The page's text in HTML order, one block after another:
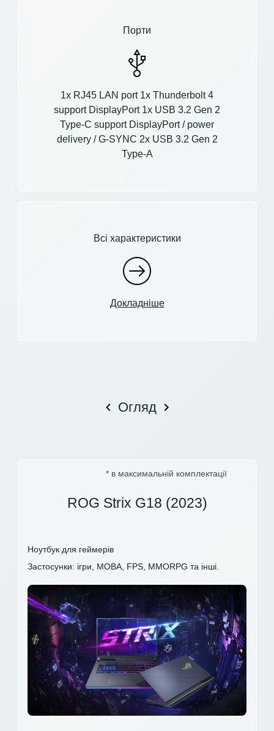
Порти
1x RJ45 LAN port 1x Thunderbolt 4
support DisplayPort 1x USB 3.2 Gen 2
Type-C support DisplayPort / power
delivery / G-SYNC 2x USB 3.2 Gen 2
Type-A
Всі характеристики
Докладніше
Огляд
* в максимальній комплектації
ROG Strix G18 (2023)
Ноутбук для геймерів
Застосунки: ігри, MOBA, FPS, MMORPG та інші.